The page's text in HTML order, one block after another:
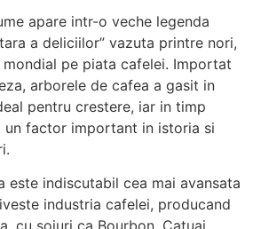
apare intr-o veche legenda
a deliciilor” vazuta printre nori,
pe piata cafelei. Importat
arborele de cafea a gasit in
pentru crestere, iar in timp
un factor important in istoria si
este indiscutabil cea mai avansata
industria cafelei, producand